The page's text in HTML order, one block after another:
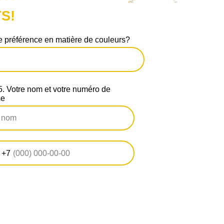
préférence en matière de couleurs?
Votre nom et votre numéro de
+7